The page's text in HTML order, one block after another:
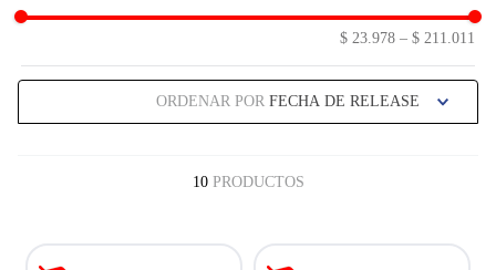
ORDENAR POR FECHA DE RELEASE
$ 23.978 – $ 211.011
10 PRODUCTOS